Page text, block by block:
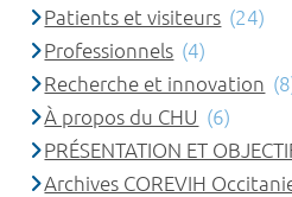
Patients et visiteurs (24)
Professionnels (4)
Recherche et innovation
À propos du CHU (6)
PRÉSENTATION ET
Archives COREVIH